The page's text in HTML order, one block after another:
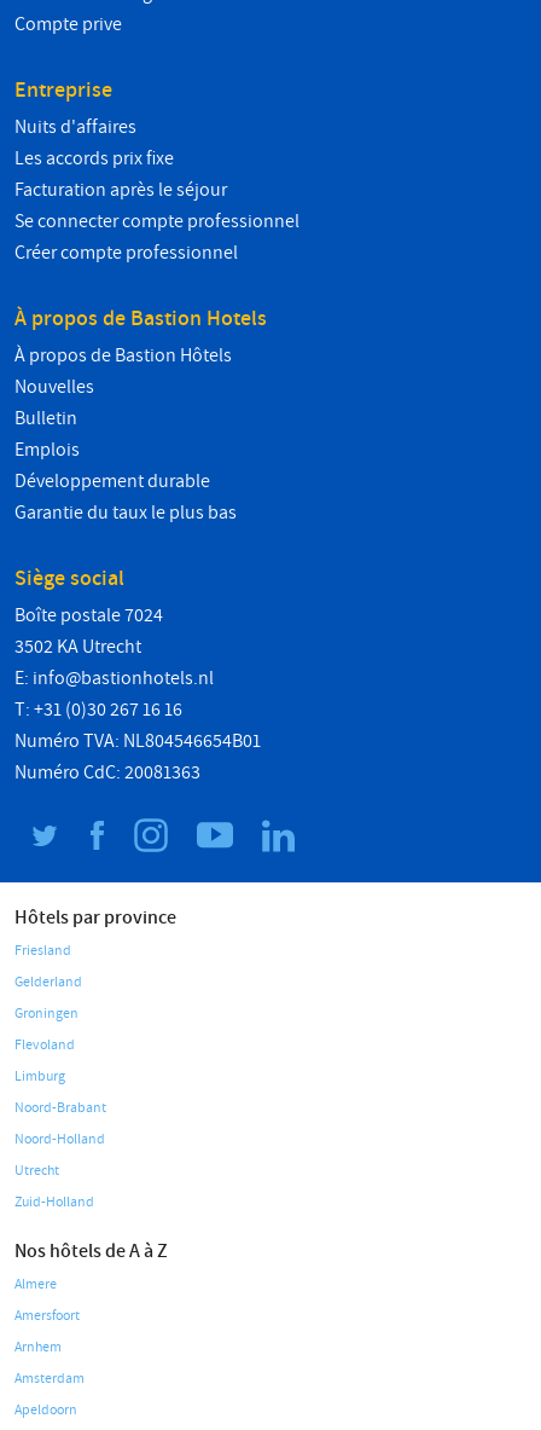
Compte prive
Entreprise
Nuits d'affaires
Les accords prix fixe
Facturation après le séjour
Se connecter compte professionnel
Créer compte professionnel
À propos de Bastion Hotels
À propos de Bastion Hôtels
Nouvelles
Bulletin
Emplois
Développement durable
Garantie du taux le plus bas
Siège social
Boîte postale 7024
3502 KA Utrecht
E: info@bastionhotels.nl
T: +31 (0)30 267 16 16
Numéro TVA: NL804546654B01
Numéro CdC: 20081363
Hôtels par province
Friesland
Gelderland
Groningen
Flevoland
Limburg
Noord-Brabant
Noord-Holland
Utrecht
Zuid-Holland
Nos hôtels de A à Z
Almere
Amersfoort
Arnhem
Amsterdam
Apeldoorn